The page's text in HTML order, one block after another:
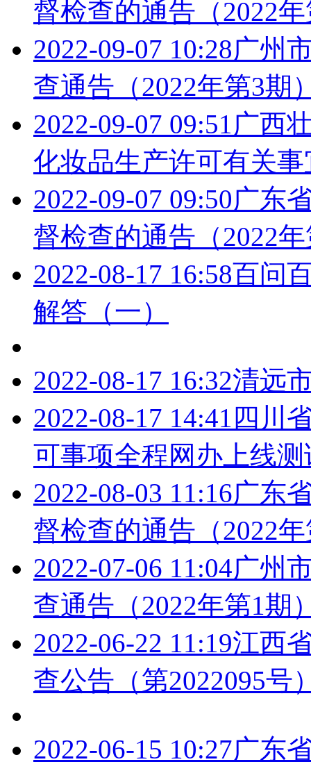
督检查的通告（2022
2022-09-07 10:28广州
查通告（2022年第3期
2022-09-07 09:51广西
化妆品生产许可有关
2022-09-07 09:50广东
督检查的通告（2022
2022-08-17 16:58百问
解答（一）
2022-08-17 16:32清远
2022-08-17 14:41 四川
可事项全程网办上线测
2022-08-03 11:16广东
督检查的通告（2022
2022-07-06 11:04广州
查通告（2022年第1期
2022-06-22 11:19江西
查公告（第2022095号
2022-06-15 10:27广东